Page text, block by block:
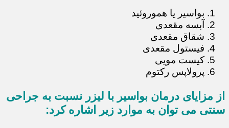
بواسیر یا هموروئید
آبسه مقعدی
شقاق مقعدی
فیستول مقعدی
کیست مویی
پرولاپس رکتوم
از مزایای درمان بواسیر با لیزر نسبت به جراحی
سنتی می توان به موارد زیر اشاره کرد: